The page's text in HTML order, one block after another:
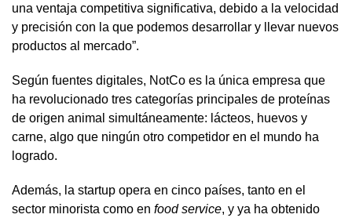
una ventaja competitiva significativa, debido a la velocidad
y precisión con la que podemos desarrollar y llevar nuevos
productos al mercado”.
Según fuentes digitales, NotCo es la única empresa que
ha revolucionado tres categorías principales de proteínas
de origen animal simultáneamente: lácteos, huevos y
carne, algo que ningún otro competidor en el mundo ha
logrado.
Además, la startup opera en cinco países, tanto en el
sector minorista como en food service, y ya ha obtenido